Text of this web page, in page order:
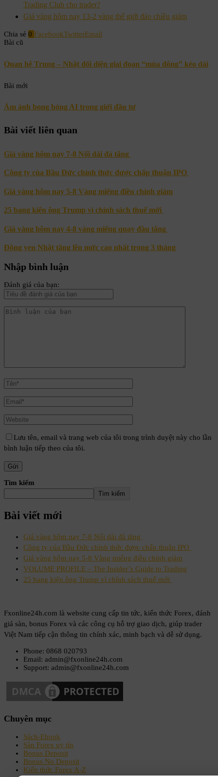
Trading Club cho trader?
Giá vàng hôm nay 13-2 vàng thế giới đảo chiều giảm
Chia sẻ 0 FacebookTwitterEmail
Bài cũ
Quan hệ Trung – Nhật đối diện giai đoạn “mùa đông” kéo dài
Bài mới
Ám ảnh bong bóng AI trong giới đầu tư
Bài viết liên quan
Giá vàng hôm nay 7-8 Nối dài đà tăng
Công ty của Bầu Đức chính thức được chấp thuận IPO
Giá vàng hôm nay 5-8 Vàng miếng điều chỉnh giảm
25 bang kiện ông Trump vì chính sách thuế mới
Giá vàng hôm nay 4-8 vàng miếng quay đầu tăng
Đồng yen Nhật tăng lên mức cao nhất trong 3 tháng
Nhập bình luận
Đánh giá của bạn:
Lưu tên, email và trang web của tôi trong trình duyệt này cho lần
bình luận tiếp theo của tôi.
Tìm kiếm
Tìm kiếm
Bài viết mới
Giá vàng hôm nay 7-8 Nối dài đà tăng
Công ty của Bầu Đức chính thức được chấp thuận IPO
Giá vàng hôm nay 5-8 Vàng miếng điều chỉnh giảm
VOLUME PROFILE – The Insider’s Guide to Trading
25 bang kiện ông Trump vì chính sách thuế mới
Fxonline24h.com là website cung cấp tin tức, kiến thức Forex, đánh
giá sàn, bonus Forex và các công cụ hỗ trợ giao dịch, giúp trader
Việt Nam tiếp cận thông tin chính xác, minh bạch và dễ sử dụng.
Phone: 0868 020793
Email: admin@fxonline24h.com
Support: admin@fxonline24h.com
Chuyên mục
Sách-Ebook
Sàn Forex uy tín
Bonus Deposit
Bonus No Deposit
Kiến thức Forex A-Z